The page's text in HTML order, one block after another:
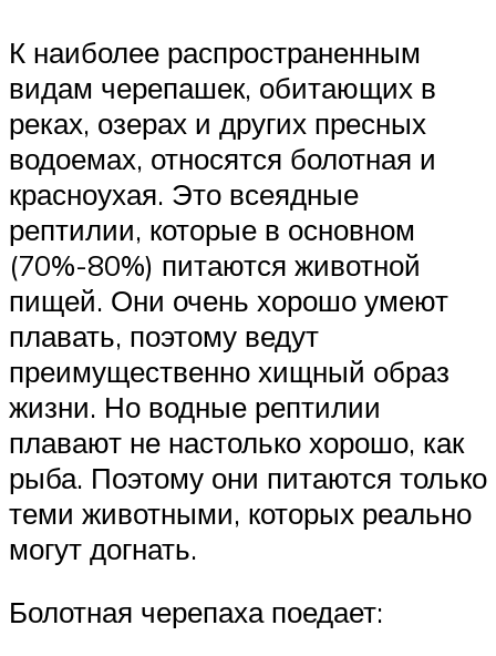
К наиболее распространенным
видам черепашек, обитающих в
реках, озерах и других пресных
водоемах, относятся болотная и
красноухая. Это всеядные
рептилии, которые в основном
(70%-80%) питаются животной
пищей. Они очень хорошо умеют
плавать, поэтому ведут
преимущественно хищный образ
жизни. Но водные рептилии
плавают не настолько хорошо, как
рыба. Поэтому они питаются только
теми животными, которых реально
могут догнать.
Болотная черепаха поедает: